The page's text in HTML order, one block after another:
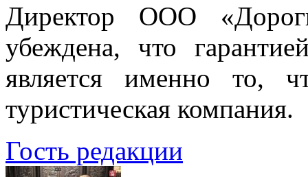
Директор ООО
убеждена, что
является именно то,
туристическая компания.
Гость редакции